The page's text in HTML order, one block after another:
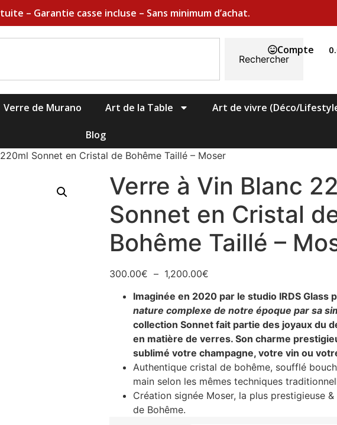
– Garantie casse incluse – Sans minimum d’achat.
Rechercher
Compte
Verre de Murano Art de la Table Art de vivre (Déco/
Blog
Sonnet en Cristal de Bohême Taillé – Moser
Verre à Vin Blanc
Sonnet en Cristal
Bohême Taillé –
300.00€ – 1,200.00€
Imaginée en 2020 par le studio IRDS Glass
nature complexe de notre époque par sa
collection Sonnet fait partie des joyaux du
en matière de verres. Son charme
sublimé votre champagne, votre vin ou
Authentique cristal de bohême, soufflé
main selon les mêmes techniques
Création signée Moser, la plus prestigieuse
de Bohême.